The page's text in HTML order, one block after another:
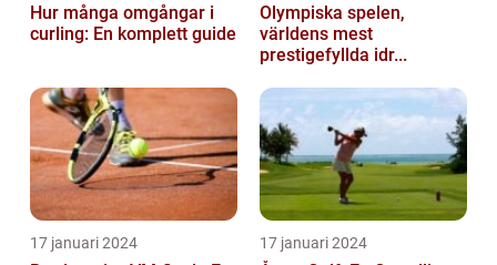
Hur många omgångar i
curling: En komplett guide
Olympiska spelen,
världens mest
prestigefyllda idr...
17 januari 2024 17 januari 2024